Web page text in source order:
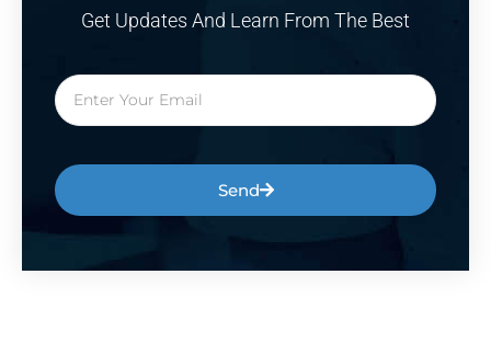
Get Updates And Learn From The Best
Send